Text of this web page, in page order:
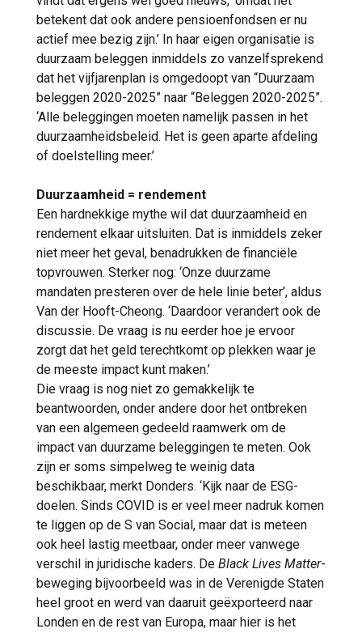
betekent dat ook andere pensioenfondsen er nu
actief mee bezig zijn.’ In haar eigen organisatie is
duurzaam beleggen inmiddels zo vanzelfsprekend
dat het vijfjarenplan is omgedoopt van “Duurzaam
beleggen 2020-2025” naar “Beleggen 2020-2025”.
‘Alle beleggingen moeten namelijk passen in het
duurzaamheidsbeleid. Het is geen aparte afdeling
of doelstelling meer.’
Duurzaamheid = rendement
Een hardnekkige mythe wil dat duurzaamheid en
rendement elkaar uitsluiten. Dat is inmiddels zeker
niet meer het geval, benadrukken de financiële
topvrouwen. Sterker nog: ‘Onze duurzame
mandaten presteren over de hele linie beter’, aldus
Van der Hooft-Cheong. ‘Daardoor verandert ook de
discussie. De vraag is nu eerder hoe je ervoor
zorgt dat het geld terechtkomt op plekken waar je
de meeste impact kunt maken.’
Die vraag is nog niet zo gemakkelijk te
beantwoorden, onder andere door het ontbreken
van een algemeen gedeeld raamwerk om de
impact van duurzame beleggingen te meten. Ook
zijn er soms simpelweg te weinig data
beschikbaar, merkt Donders. ‘Kijk naar de ESG-
doelen. Sinds COVID is er veel meer nadruk komen
te liggen op de S van Social, maar dat is meteen
ook heel lastig meetbaar, onder meer vanwege
verschil in juridische kaders. De Black Lives Matter-
beweging bijvoorbeeld was in de Verenigde Staten
heel groot en werd van daaruit geëxporteerd naar
Londen en de rest van Europa, maar hier is het